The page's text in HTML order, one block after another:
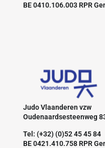
BE 0410.106.003 RPR
Judo Vlaanderen vzw
Oudenaardsesteenweg
Tel: (+32) (0)52 45 45 84
BE 0421.410.758 RPR